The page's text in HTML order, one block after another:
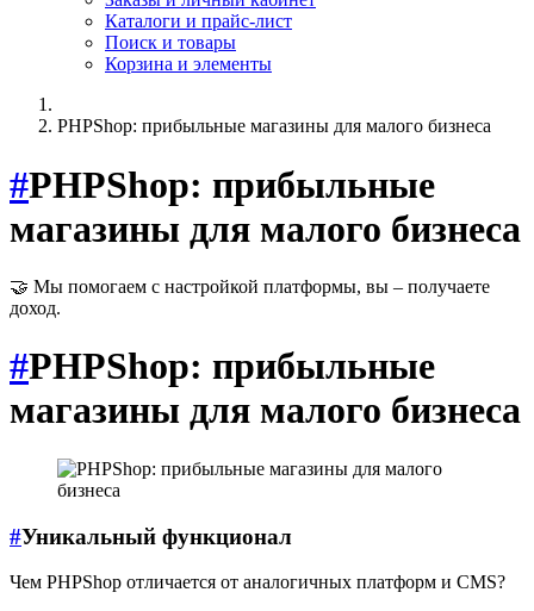
Каталоги и прайс-лист
Поиск и товары
Корзина и элементы
PHPShoр: прибыльные магазины для малого бизнеса
#PHPShoр: прибыльные
магазины для малого бизнеса
🤝 Мы помогаем с настройкой платформы, вы – получаете
доход.
#PHPShoр: прибыльные
магазины для малого бизнеса
#Уникальный функционал
Чем PHPShop отличается от аналогичных платформ и CMS?